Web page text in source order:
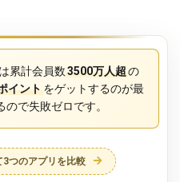
累計会員数3500万人超の
イントをゲットするのが最
で失敗ゼロです。
つのアプリを比較